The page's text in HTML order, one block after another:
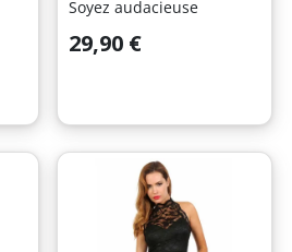
Soyez audacieuse
Prix
29,90 €